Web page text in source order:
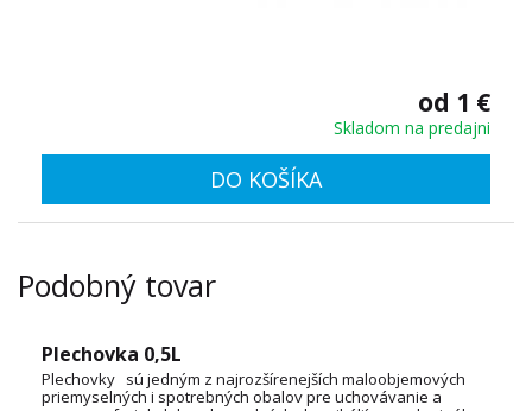
od 1 €
Skladom na predajni
DO KOŠÍKA
Podobný tovar
Plechovka 0,5L
Plechovky sú jedným z najrozšírenejších maloobjemových
priemyselných i spotrebných obalov pre uchovávanie a